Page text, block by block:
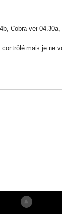
Cobra ver
mais je ne